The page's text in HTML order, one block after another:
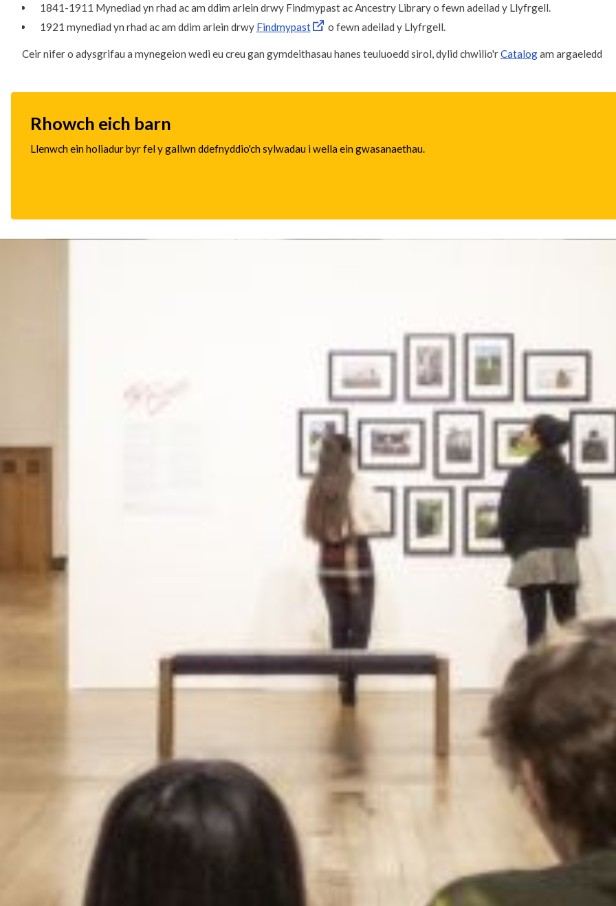
1841-1911 Mynediad yn rhad ac am ddim arlein drwy Findmypast ac Ancestry Library o fewn adeilad y Llyfrgell.
1921 mynediad yn rhad ac am ddim arlein drwy Findmypast o fewn adeilad y Llyfrgell.
Ceir nifer o adysgrifau a mynegeion wedi eu creu gan gymdeithasau hanes teuluoedd sirol, dylid chwilio'rCatalogam argaeledd
Rhowch eich barn
Llenwch ein holiadur byr fel y gallwn ddefnyddio'ch sylwadau i wella ein gwasanaethau.